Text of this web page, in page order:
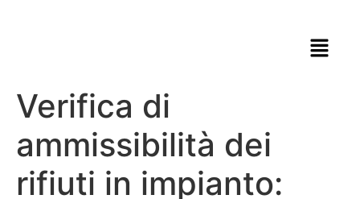
Verifica di
ammissibilità dei
rifiuti in impianto: